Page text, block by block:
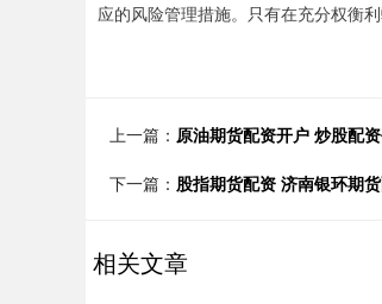
应的风险管理措施。只有在充分权衡
上一篇： 原油期货配资开户 炒股配
下一篇： 股指期货配资 济南银环期
相关文章